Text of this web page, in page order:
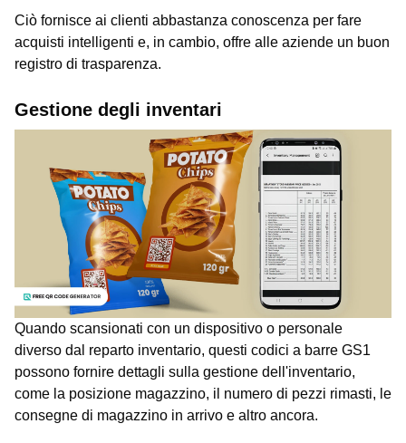
Ciò fornisce ai clienti abbastanza conoscenza per fare
acquisti intelligenti e, in cambio, offre alle aziende un buon
registro di trasparenza.
Gestione degli inventari
Quando scansionati con un dispositivo o personale
diverso dal reparto inventario, questi codici a barre GS1
possono fornire dettagli sulla gestione dell'inventario,
come la posizione magazzino, il numero di pezzi rimasti, le
consegne di magazzino in arrivo e altro ancora.